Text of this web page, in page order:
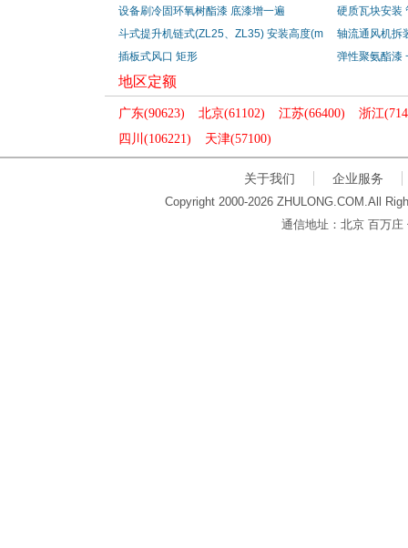
下)
设备刷冷固环氧树酯漆 底漆增一遍
硬质瓦块安装
30mm
斗式提升机链式(ZL25、ZL35) 安装高度(m
以内) 22
轴流通风机拆
插板式风口 矩形
弹性聚氨酯漆
地区定额
广东(90623) 北京(61102) 江苏(66400)
浙江
四川(106221)
天津(57100)
关于我们 企业服务
Copyright 2000-2026 ZHULONG.COM.All
通信地址：北京 百万